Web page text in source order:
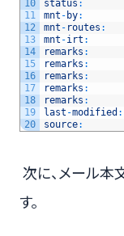
10
11
12
13
14
15
16
17
18
19
20
status :
mnt - by:
mnt - routes :
mnt -irt :
remarks :
remarks :
remarks :
remarks :
remarks :
last -modified :
source:
次に、メール本
す。